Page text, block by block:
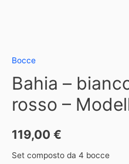
Bocce
Bahia –
rosso –
119,00 €
Set composto da 4 bocce